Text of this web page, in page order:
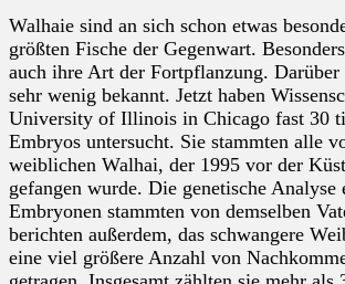
Walhaie sind an sich schon etwas
größten Fische der Gegenwart.
auch ihre Art der Fortpflanzung.
sehr wenig bekannt. Jetzt haben
University of Illinois in Chicago fast 30
Embryos untersucht. Sie stammten alle
weiblichen Walhai, der 1995 vor der
gefangen wurde. Die genetische Analyse
Embryonen stammten von demselben
berichten außerdem, das schwangere
eine viel größere Anzahl von